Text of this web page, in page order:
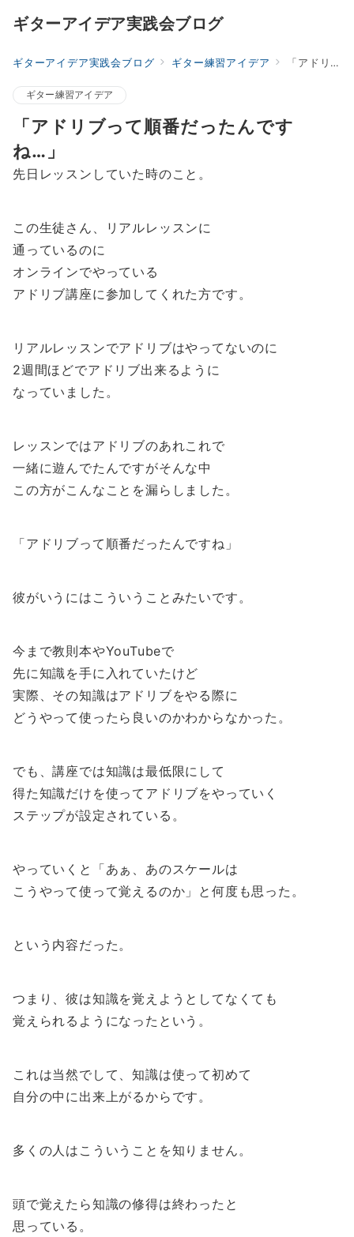
ギターアイデア実践会ブログ
ギターアイデア実践会ブログ ギター練習アイデア 「アドリブって順番だったんですね…」
ギター練習アイデア
「アドリブって順番だったんです
ね…」
先日レッスンしていた時のこと。
この生徒さん、リアルレッスンに
通っているのに
オンラインでやっている
アドリブ講座に参加してくれた方です。
リアルレッスンでアドリブはやってないのに
2週間ほどでアドリブ出来るように
なっていました。
レッスンではアドリブのあれこれで
一緒に遊んでたんですがそんな中
この方がこんなことを漏らしました。
「アドリブって順番だったんですね」
彼がいうにはこういうことみたいです。
今まで教則本やYouTubeで
先に知識を手に入れていたけど
実際、その知識はアドリブをやる際に
どうやって使ったら良いのかわからなかった。
でも、講座では知識は最低限にして
得た知識だけを使ってアドリブをやっていく
ステップが設定されている。
やっていくと「あぁ、あのスケールは
こうやって使って覚えるのか」と何度も思った。
という内容だった。
つまり、彼は知識を覚えようとしてなくても
覚えられるようになったという。
これは当然でして、知識は使って初めて
自分の中に出来上がるからです。
多くの人はこういうことを知りません。
頭で覚えたら知識の修得は終わったと
思っている。